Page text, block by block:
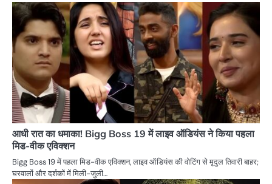
आधी रात का धमाका! Bigg Boss 19 में लाइव ऑडियंस ने किया पहला
मिड-वीक एविक्शन
Bigg Boss 19 में पहला मिड-वीक एविक्शन, लाइव ऑडियंस की वोटिंग से मृदुल तिवारी बाहर;
घरवालों और दर्शकों में मिली-जुली…